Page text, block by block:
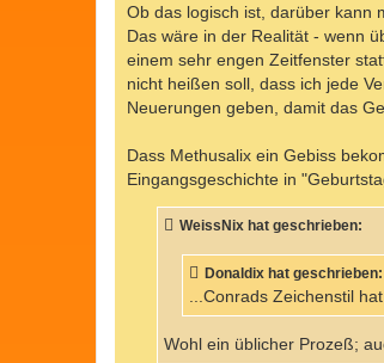
Ob das logisch ist, darüber kann
Das wäre in der Realität - wenn
einem sehr engen Zeitfenster
nicht heißen soll, dass ich jede
Neuerungen geben, damit das
Dass Methusalix ein Gebiss
Eingangsgeschichte in
WeissNix hat geschrieben:
Donaldix hat geschrieben:
...Conrads Zeichenstil
Wohl ein üblicher Prozeß;